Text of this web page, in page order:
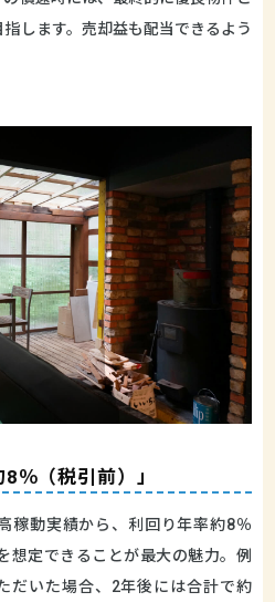
します。売却益も配当できるよう
％（税引前）」
稼動実績から、利回り年率約8％
想定できることが最大の魅力。例
だいた場合、2年後には合計で約